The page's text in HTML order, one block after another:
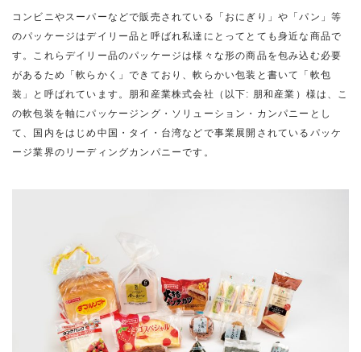
コンビニやスーパーなどで販売されている「おにぎり」や「パン」等
のパッケージはデイリー品と呼ばれ私達にとってとても身近な商品で
す。これらデイリー品のパッケージは様々な形の商品を包み込む必要
があるため「軟らかく」できており、軟らかい包装と書いて「軟包
装」と呼ばれています。朋和産業株式会社（以下: 朋和産業）様は、こ
の軟包装を軸にパッケージング・ソリューション・カンパニーとし
て、国内をはじめ中国・タイ・台湾などで事業展開されているパッケ
ージ業界のリーディングカンパニーです。